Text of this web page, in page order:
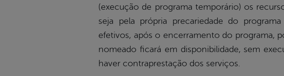
(execução de programa temporário) os
seja pela própria precariedade do
efetivos, após o encerramento do programa,
nomeado ficará em disponibilidade, sem
haver contraprestação dos serviços.